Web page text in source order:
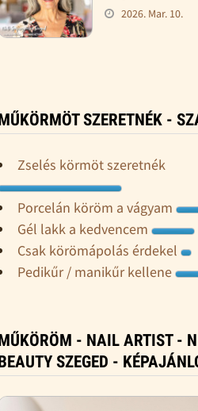
2026. Mar. 10.
MŰKÖRMÖT SZERETNÉK -
Zselés körmöt szeretnék
Porcelán köröm a vágyam
Gél lakk a kedvencem
Csak körömápolás érdekel
Pedikűr / manikűr kellene
MŰKÖRÖM - NAIL ARTIST -
BEAUTY SZEGED -